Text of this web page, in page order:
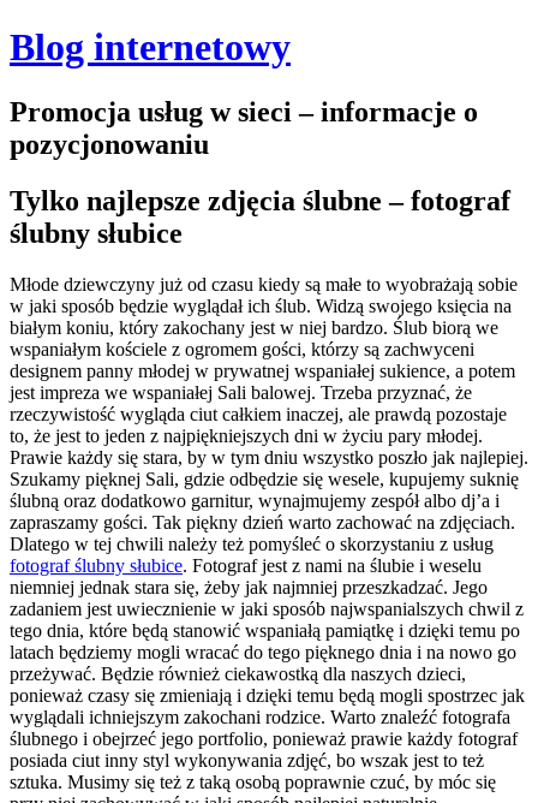
Blog internetowy
Promocja usług w sieci – informacje o
pozycjonowaniu
Tylko najlepsze zdjęcia ślubne – fotograf
ślubny słubice
Młode dziewczyny już od czasu kiedy są małe to wyobrażają sobie
w jaki sposób będzie wyglądał ich ślub. Widzą swojego księcia na
białym koniu, który zakochany jest w niej bardzo. Ślub biorą we
wspaniałym kościele z ogromem gości, którzy są zachwyceni
designem panny młodej w prywatnej wspaniałej sukience, a potem
jest impreza we wspaniałej Sali balowej. Trzeba przyznać, że
rzeczywistość wygląda ciut całkiem inaczej, ale prawdą pozostaje
to, że jest to jeden z najpiękniejszych dni w życiu pary młodej.
Prawie każdy się stara, by w tym dniu wszystko poszło jak najlepiej.
Szukamy pięknej Sali, gdzie odbędzie się wesele, kupujemy suknię
ślubną oraz dodatkowo garnitur, wynajmujemy zespół albo dj’a i
zapraszamy gości. Tak piękny dzień warto zachować na zdjęciach.
Dlatego w tej chwili należy też pomyśleć o skorzystaniu z usług
fotograf ślubny słubice. Fotograf jest z nami na ślubie i weselu
niemniej jednak stara się, żeby jak najmniej przeszkadzać. Jego
zadaniem jest uwiecznienie w jaki sposób najwspanialszych chwil z
tego dnia, które będą stanowić wspaniałą pamiątkę i dzięki temu po
latach będziemy mogli wracać do tego pięknego dnia i na nowo go
przeżywać. Będzie również ciekawostką dla naszych dzieci,
ponieważ czasy się zmieniają i dzięki temu będą mogli spostrzec jak
wyglądali ichniejszym zakochani rodzice. Warto znaleźć fotografa
ślubnego i obejrzeć jego portfolio, ponieważ prawie każdy fotograf
posiada ciut inny styl wykonywania zdjęć, bo wszak jest to też
sztuka. Musimy się też z taką osobą poprawnie czuć, by móc się